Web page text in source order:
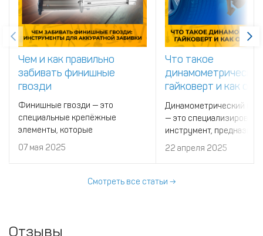
Чем и как правильно
забивать финишные
гвозди
Финишные гвозди — это
специальные крепёжные
элементы, которые
применяются для потайного
07 мая 2025
Что такое
динамометрический
гайковерт и как он
работает?
Динамометрический
— это
инструмент,
для точной затяжки
и других резьбовых
моментом.
22 апреля 2025
Смотреть все статьи →
Отзывы